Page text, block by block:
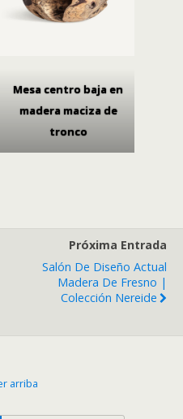
Mesa centro baja en
madera maciza de
tronco
Próxima Entrada
Salón De Diseño Actual
Madera De Fresno |
Colección Nereide
arriba